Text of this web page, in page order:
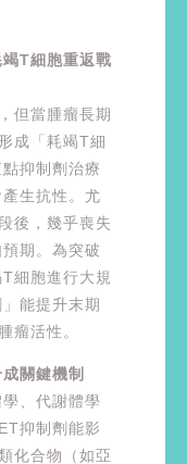
T細胞重返戰
但當腫瘤長期
成「耗竭T細
抑制劑治療
生抗性。尤
後，幾乎喪失
期。為突破
細胞進行大規
能提升末期
瘤活性。
關鍵機制
、代謝體學
抑制劑能影
化合物（如亞